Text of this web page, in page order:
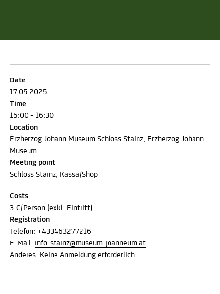
Date
17.05.2025
Time
15:00 - 16:30
Location
Erzherzog Johann Museum Schloss Stainz, Erzherzog Johann
Museum
Meeting point
Schloss Stainz, Kassa/Shop
Costs
3 €/Person (exkl. Eintritt)
Registration
Telefon: +433463277216
E-Mail: info-stainz@museum-joanneum.at
Anderes: Keine Anmeldung erforderlich